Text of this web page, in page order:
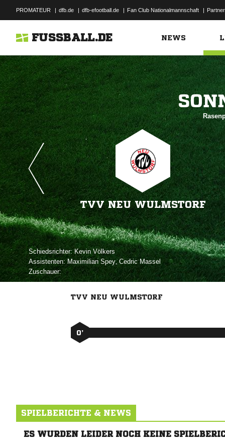
PROMATEUR | dfb.de | dfb-efootball.de | Fan Club Nationalmannschaft | Partner
FUSSBALL.DE NEWS
TVV NEU WULMSTORF
Schiedsrichter: 
Assistenten: ,  
Zuschauer:
TVV NEU WULMSTORF
0’
SPIELBERICHTE & NEWS
ES WURDEN LEIDER NOCH KEINE